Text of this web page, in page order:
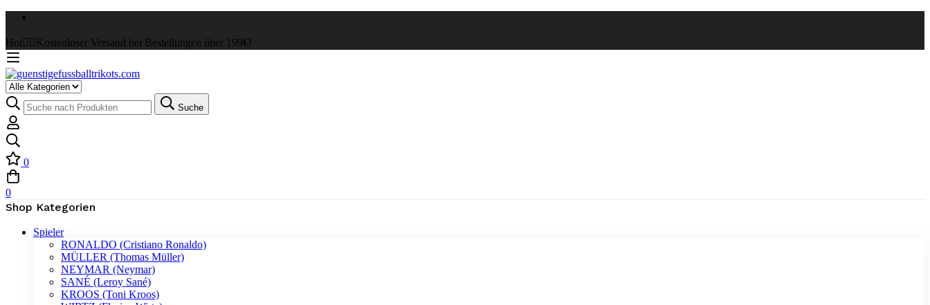
Hot ✌🏼Kostenloser Versand bei Bestellungen über 199€!
Select
a
Category
Suche
nach:
Suche
0
0
Shop Kategorien
Spieler
RONALDO (Cristiano Ronaldo)
MÜLLER (Thomas Müller)
NEYMAR (Neymar)
SANÉ (Leroy Sané)
KROOS (Toni Kroos)